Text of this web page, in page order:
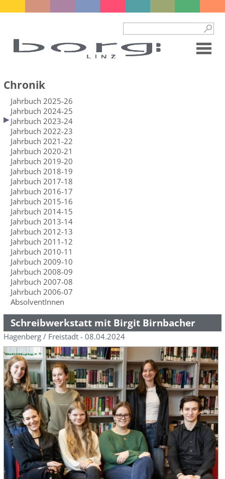
Chronik
Jahrbuch 2025-26
Jahrbuch 2024-25
Jahrbuch 2023-24
Jahrbuch 2022-23
Jahrbuch 2021-22
Jahrbuch 2020-21
Jahrbuch 2019-20
Jahrbuch 2018-19
Jahrbuch 2017-18
Jahrbuch 2016-17
Jahrbuch 2015-16
Jahrbuch 2014-15
Jahrbuch 2013-14
Jahrbuch 2012-13
Jahrbuch 2011-12
Jahrbuch 2010-11
Jahrbuch 2009-10
Jahrbuch 2008-09
Jahrbuch 2007-08
Jahrbuch 2006-07
AbsolventInnen
Schreibwerkstatt mit Birgit Birnbacher
Hagenberg / Freistadt - 08.04.2024